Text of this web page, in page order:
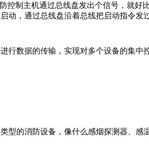
制主机通过总线盘发出个信号，就
，通过总线盘沿着总线把启动指令发
数据的传输，实现对多个设备的集
的消防设备，像什么感烟探测器、